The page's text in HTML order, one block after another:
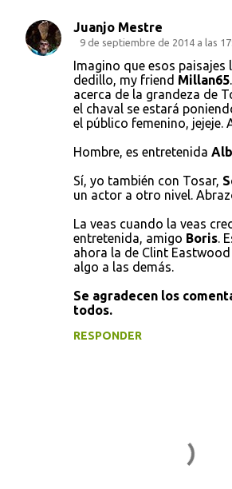
Juanjo Mestre
9 de septiembre de 2014 a las
Imagino que esos
dedillo, my friend Millan65
acerca de la grandeza de
el chaval se estará
el público femenino, jejeje.
Hombre, es entretenida
Sí, yo también con Tosar,
un actor a otro nivel.
La veas cuando la veas
entretenida, amigo Boris.
ahora la de Clint
algo a las demás.
Se agradecen los
todos.
RESPONDER